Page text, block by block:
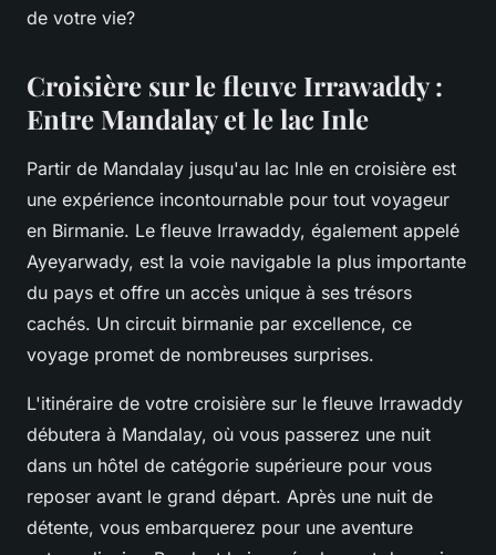
de votre vie?
Croisière sur le fleuve Irrawaddy :
Entre Mandalay et le lac Inle
Partir de Mandalay jusqu'au lac Inle en croisière est
une expérience incontournable pour tout voyageur
en Birmanie. Le fleuve Irrawaddy, également appelé
Ayeyarwady, est la voie navigable la plus importante
du pays et offre un accès unique à ses trésors
cachés. Un circuit birmanie par excellence, ce
voyage promet de nombreuses surprises.
L'itinéraire de votre croisière sur le fleuve Irrawaddy
débutera à Mandalay, où vous passerez une nuit
dans un hôtel de catégorie supérieure pour vous
reposer avant le grand départ. Après une nuit de
détente, vous embarquerez pour une aventure